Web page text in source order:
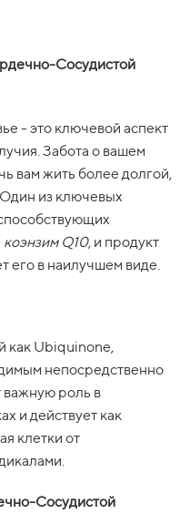
Сосудистой
- это ключевой аспект
Забота о вашем
вам жить более долгой,
из ключевых
коэнзим Q10, и продукт
его в наилучшем виде.
как Ubiquinone,
непосредственно
важную роль в
и действует как
клетки от
Сосудистой